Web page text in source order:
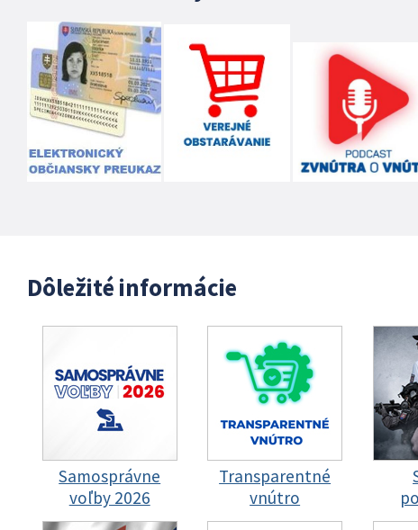
Dôležité informácie
Samosprávne
voľby 2026
Transparentné
vnútro